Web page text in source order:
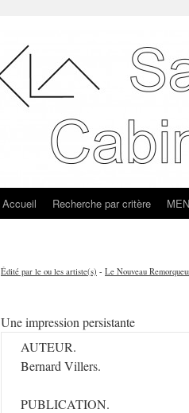
Accueil Recherche par critère
Édité par le ou les artiste(s) - Le Nouveau
Une impression persistante
AUTEUR.
Bernard Villers.
PUBLICATION.